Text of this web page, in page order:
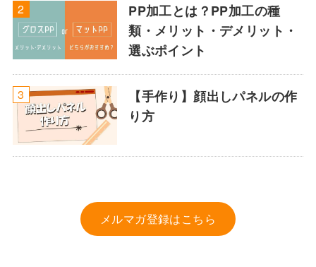
PP加工とは？PP加工の種
類・メリット・デメリット・
選ぶポイント
【手作り】顔出しパネルの作
り方
メルマガ登録はこちら